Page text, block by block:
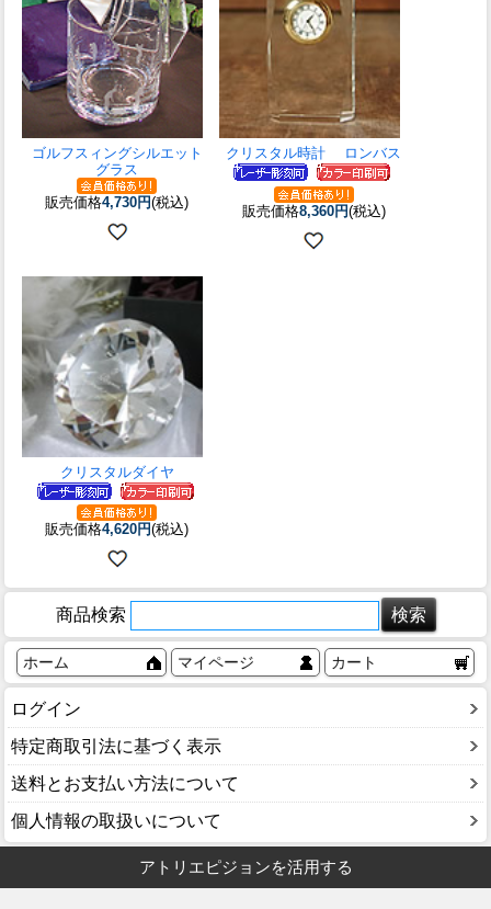
ゴルフスィングシルエット
グラス
販売価格4,730円(税込)
クリスタル時計 ロンバス
販売価格8,360円(税込)
クリスタルダイヤ
販売価格4,620円(税込)
商品検索
ホーム マイページ カート
ログイン
特定商取引法に基づく表示
送料とお支払い方法について
個人情報の取扱いについて
アトリエピジョンを活用する